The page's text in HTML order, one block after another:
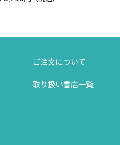
薬物輸送特性
ご注文について
取り扱い書店一覧